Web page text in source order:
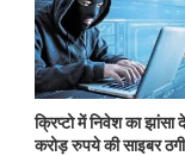
क्रिप्टो में निवेश का
करोड़ रुपये की साइबर ठगी